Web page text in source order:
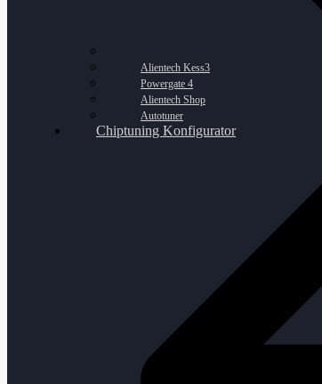
Alientech Kess3
Powergate 4
Alientech Shop
Autotuner
Chiptuning Konfigurator